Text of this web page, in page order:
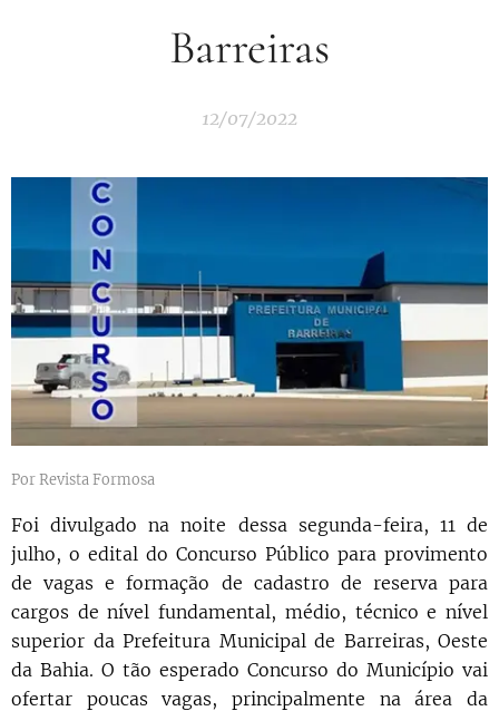
Barreiras
12/07/2022
Por Revista Formosa
Foi divulgado na noite dessa segunda-feira, 11 de
julho, o edital do Concurso Público para provimento
de vagas e formação de cadastro de reserva para
cargos de nível fundamental, médio, técnico e nível
superior da Prefeitura Municipal de Barreiras, Oeste
da Bahia. O tão esperado Concurso do Município vai
ofertar poucas vagas, principalmente na área da